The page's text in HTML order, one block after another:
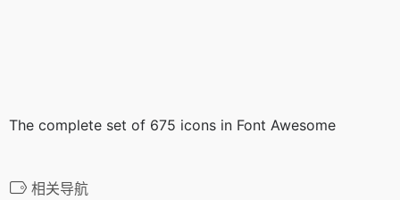
The complete set of 675 icons in Font Awesome
相关导航